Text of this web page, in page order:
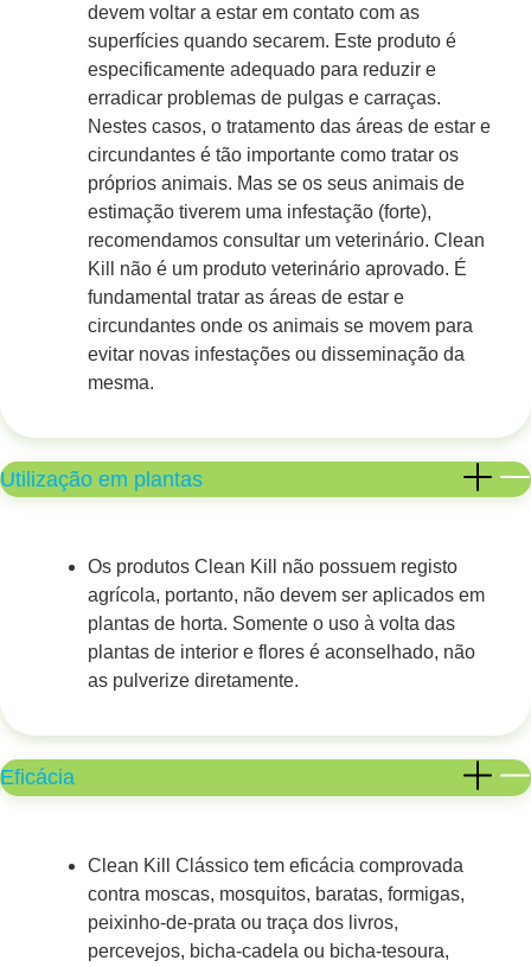
devem voltar a estar em contato com as
superfícies quando secarem. Este produto é
especificamente adequado para reduzir e
erradicar problemas de pulgas e carraças.
Nestes casos, o tratamento das áreas de estar e
circundantes é tão importante como tratar os
próprios animais. Mas se os seus animais de
estimação tiverem uma infestação (forte),
recomendamos consultar um veterinário. Clean
Kill não é um produto veterinário aprovado. É
fundamental tratar as áreas de estar e
circundantes onde os animais se movem para
evitar novas infestações ou disseminação da
mesma.
Utilização em plantas
Os produtos Clean Kill não possuem registo
agrícola, portanto, não devem ser aplicados em
plantas de horta. Somente o uso à volta das
plantas de interior e flores é aconselhado, não
as pulverize diretamente.
Eficácia
Clean Kill Clássico tem eficácia comprovada
contra moscas, mosquitos, baratas, formigas,
peixinho-de-prata ou traça dos livros,
percevejos, bicha-cadela ou bicha-tesoura,